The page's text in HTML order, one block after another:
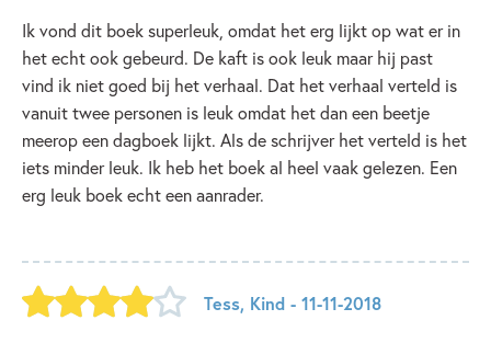
Ik vond dit boek superleuk, omdat het erg lijkt op wat er in
het echt ook gebeurd. De kaft is ook leuk maar hij past
vind ik niet goed bij het verhaal. Dat het verhaal verteld is
vanuit twee personen is leuk omdat het dan een beetje
meerop een dagboek lijkt. Als de schrijver het verteld is het
iets minder leuk. Ik heb het boek al heel vaak gelezen. Een
erg leuk boek echt een aanrader.
Tess, Kind - 11-11-2018